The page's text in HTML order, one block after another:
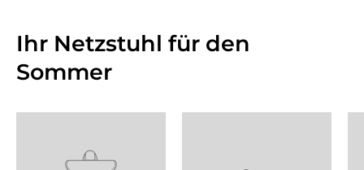
Ihr Netzstuhl für den
Sommer